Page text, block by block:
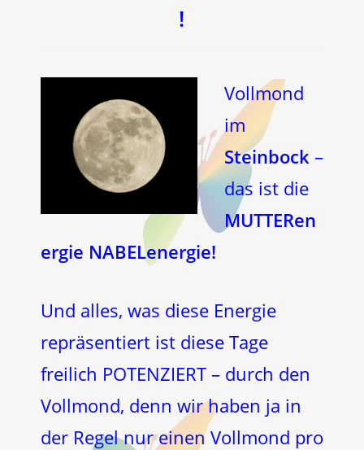
!
Vollmond
im
Steinbock –
das ist die
MUTTERen
ergie NABELenergie!
Und alles, was diese Energie
repräsentiert ist diese Tage
freilich POTENZIERT – durch den
Vollmond, denn wir haben ja in
der Regel nur einen Vollmond pro